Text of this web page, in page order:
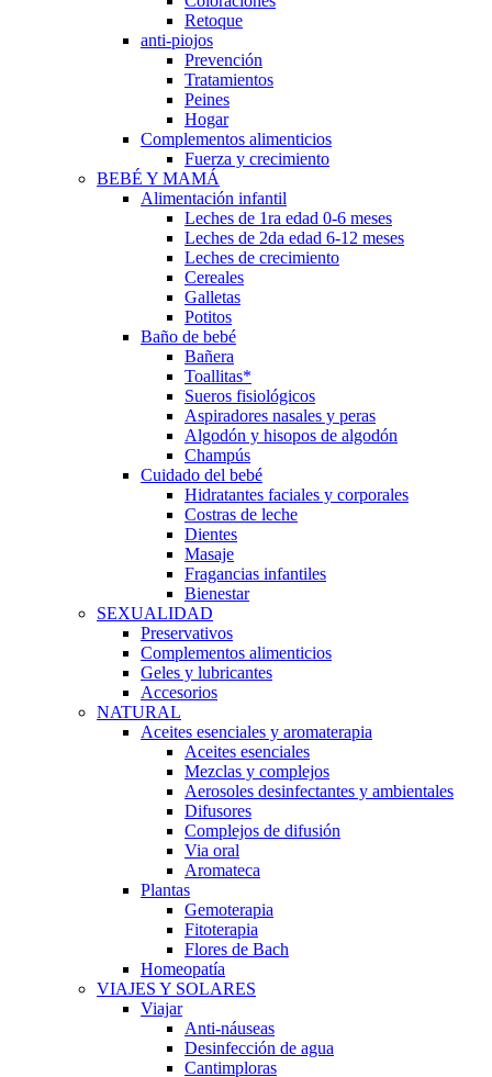
Retoque
anti-piojos
Prevención
Tratamientos
Peines
Hogar
Complementos alimenticios
Fuerza y crecimiento
BEBÉ Y MAMÁ
Alimentación infantil
Leches de 1ra edad 0-6 meses
Leches de 2da edad 6-12 meses
Leches de crecimiento
Cereales
Galletas
Potitos
Baño de bebé
Bañera
Toallitas*
Sueros fisiológicos
Aspiradores nasales y peras
Algodón y hisopos de algodón
Champús
Cuidado del bebé
Hidratantes faciales y corporales
Costras de leche
Dientes
Masaje
Fragancias infantiles
Bienestar
SEXUALIDAD
Preservativos
Complementos alimenticios
Geles y lubricantes
Accesorios
NATURAL
Aceites esenciales y aromaterapia
Aceites esenciales
Mezclas y complejos
Aerosoles desinfectantes y ambientales
Difusores
Complejos de difusión
Via oral
Aromateca
Plantas
Gemoterapia
Fitoterapia
Flores de Bach
Homeopatía
VIAJES Y SOLARES
Viajar
Anti-náuseas
Desinfección de agua
Cantimploras